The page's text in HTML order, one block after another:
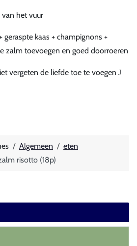
het vuur
geraspte kaas + champignons +
zalm toevoegen en goed doorroeren
vergeten de liefde toe te voegen J
Algemeen
eten
risotto (18p)